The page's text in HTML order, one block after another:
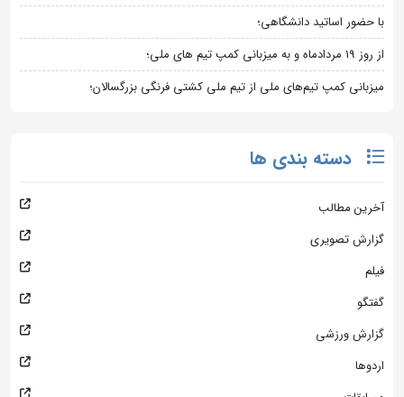
با حضور اساتید دانشگاهی؛
از روز 19 مردادماه و به میزبانی کمپ تیم های ملی؛
میزبانی کمپ تیم‌های ملی از تیم ملی کشتی فرنگی بزرگسالان؛
دسته بندی ها
آخرین مطالب
گزارش تصویری
فیلم
گفتگو
گزارش ورزشی
اردوها